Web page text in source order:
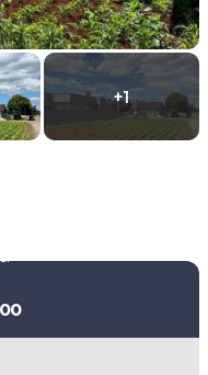
1.000.000,00 ou +